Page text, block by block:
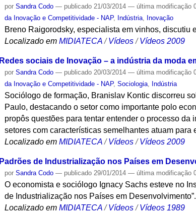
porSandra Codo — publicado 21/03/2014— última modificação
da Inovação e Competitividade - NAP, Indústria, Inovação
Breno Raigorodsky, especialista em vinhos,
Localizado em MIDIATECA /Vídeos /Vídeos 2009
Redes sociais de Inovação – a indústria da moda
porSandra Codo — publicado 20/03/2014— última modificação
da Inovação e Competitividade - NAP,Sociologia Indústria
Sociólogo de formação, Branislav Kontic discorreu
Paulo, destacando o setor como importante polo
propôs questões para tentar entender o processo
setores com características semelhantes atuam
Localizado em MIDIATECA /Vídeos /Vídeos 2009
Padrões de Industrialização nos Países em
porSandra Codo — publicado 29/01/2014— última modificação
O economista e sociólogo Ignacy Sachs esteve no
de Industrialização nos Países em Desenvolvimento”.
Localizado em MIDIATECA /Vídeos /Vídeos 1989